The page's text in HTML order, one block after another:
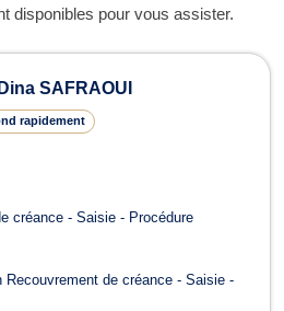
disponibles pour vous assister.
de
SAFRAOUI
rapidement
créance - Saisie - Procédure
Recouvrement de créance - Saisie -